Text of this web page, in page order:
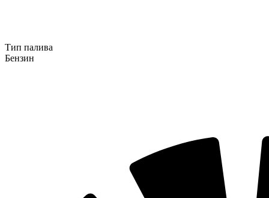
Тип палива
Бензин